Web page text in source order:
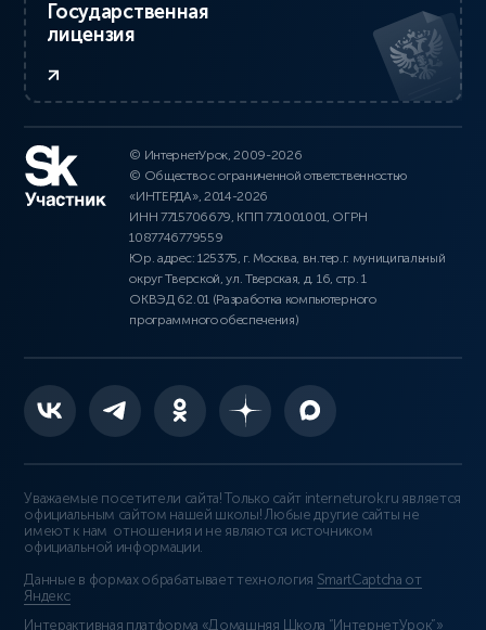
Государственная
лицензия
© ИнтернетУрок, 2009-2026
© Общество с ограниченной ответственностью
«ИНТЕРДА», 2014-2026
ИНН 7715706679, КПП 771001001, ОГРН
1087746779559
Юр. адрес: 125375, г. Москва, вн.тер.г. муниципальный
округ Тверской, ул. Тверская, д. 16, стр. 1
ОКВЭД 62.01 (Разработка компьютерного
программного обеспечения)
Уважаемые посетители сайта! Только сайт interneturok.ru является
официальным сайтом нашей школы! Любые другие сайты не
имеют к нам отношения и не являются источником
официальной информации.
Данные в формах обрабатывает технология SmartCaptcha от
Яндекс
Интерактивная платформа «Домашняя Школа “ИнтернетУрок”»